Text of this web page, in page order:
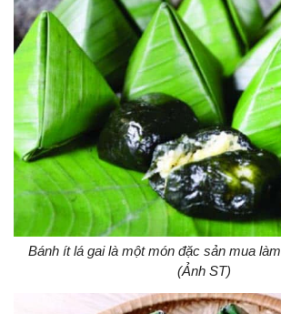
Bánh ít lá gai là một món đặc sản mua
(Ảnh ST)